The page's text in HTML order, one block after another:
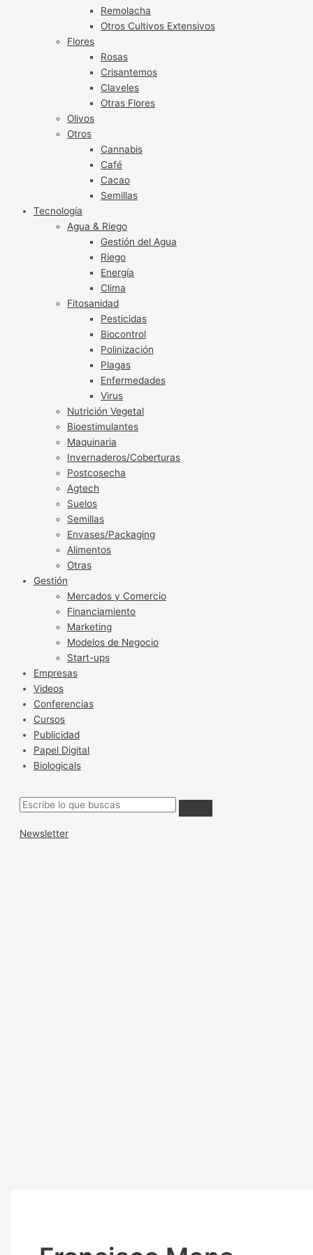
Remolacha
Otros Cultivos Extensivos
Flores
Rosas
Crisantemos
Claveles
Otras Flores
Olivos
Otros
Cannabis
Café
Cacao
Semillas
Tecnología
Agua & Riego
Gestión del Agua
Riego
Energía
Clima
Fitosanidad
Pesticidas
Biocontrol
Polinización
Plagas
Enfermedades
Virus
Nutrición Vegetal
Bioestimulantes
Maquinaria
Invernaderos/Coberturas
Postcosecha
Agtech
Suelos
Semillas
Envases/Packaging
Alimentos
Otras
Gestión
Mercados y Comercio
Financiamiento
Marketing
Modelos de Negocio
Start-ups
Empresas
Videos
Conferencias
Cursos
Publicidad
Papel Digital
Biologicals
Newsletter